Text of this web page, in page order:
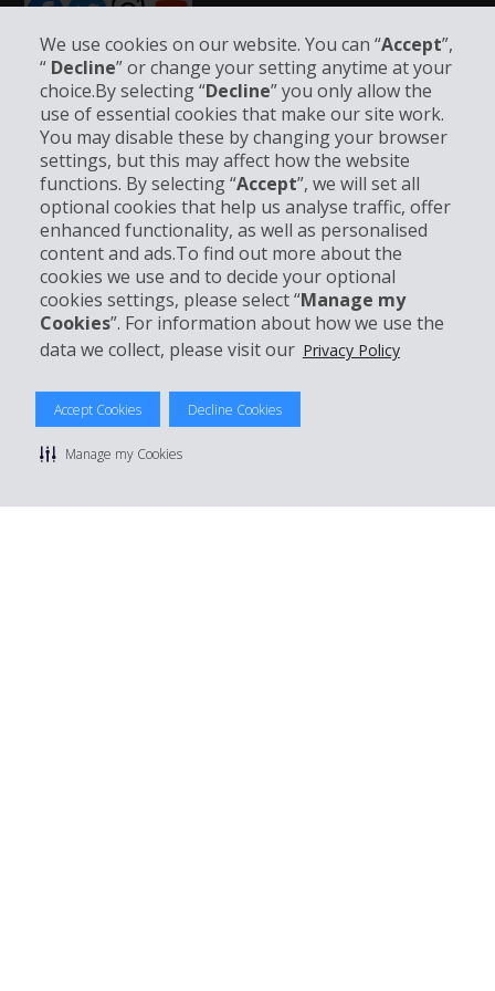
We use cookies on our website. You can “Accept”,
“ Decline” or change your setting anytime at your
choice.By selecting “Decline” you only allow the
use of essential cookies that make our site work.
You may disable these by changing your browser
settings, but this may affect how the website
functions. By selecting “Accept”, we will set all
optional cookies that help us analyse traffic, offer
enhanced functionality, as well as personalised
content and ads.To find out more about the
cookies we use and to decide your optional
cookies settings, please select “Manage my
Cookies”. For information about how we use the
data we collect, please visit our Privacy Policy
Accept Cookies Decline Cookies
Manage my Cookies
Unternehmensinformation
Partner
Kundenservice
Mieten bei Hertz
© 2026 The Hertz System, Inc.
Datenschutzrichtlinie | Nutzungsbedingungen
Sitemap Cookies verwalten